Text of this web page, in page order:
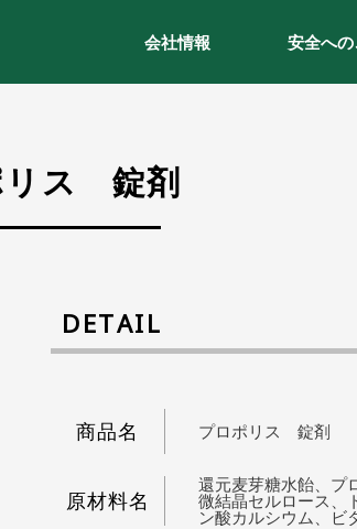
会社情報 安全への
リス 錠剤
DETAIL
商品名 プロポリス 錠剤
原材料名
還元麦芽糖水飴、プ
微結晶セルロース、
ン酸カルシウム、ビ